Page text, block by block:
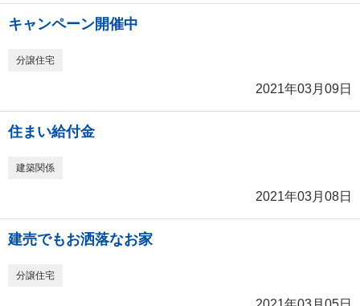
キャンペーン開催中
分譲住宅
2021年03月09日
住まい給付金
建築関係
2021年03月08日
建売でもお洒落なお家
分譲住宅